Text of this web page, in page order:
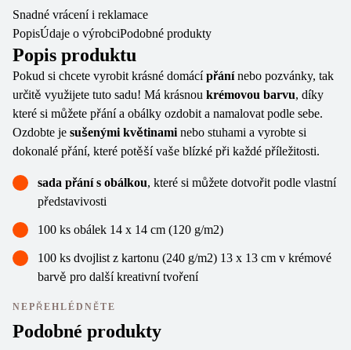
Snadné vrácení i reklamace
PopisÚdaje o výrobciPodobné produkty
Popis produktu
Pokud si chcete vyrobit krásné domácípřánínebo pozvánky, tak
určitě využijete tuto sadu! Má krásnou krémovou barvu, díky
které si můžete přání a obálky ozdobit a namalovat podle sebe.
Ozdobte je sušenými květinami nebo stuhami a vyrobte si
dokonalé přání, které potěší vaše blízké při každé příležitosti.
sada přání s obálkou, které si můžete dotvořit podle vlastní
představivosti
100 ks obálek 14 x 14 cm (120 g/m2)
100 ks dvojlist z kartonu (240 g/m2) 13 x 13 cm v krémové
barvě pro další kreativní tvoření
NEPŘEHLÉDNĚTE
Podobné produkty